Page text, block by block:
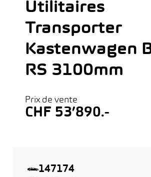
Utilitaires
Transporter
Kastenwagen
RS 3100mm
Prix de vente
CHF 53’890.-
147174